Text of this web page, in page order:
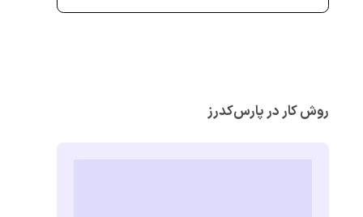
روش کار در پارس‌کدرز